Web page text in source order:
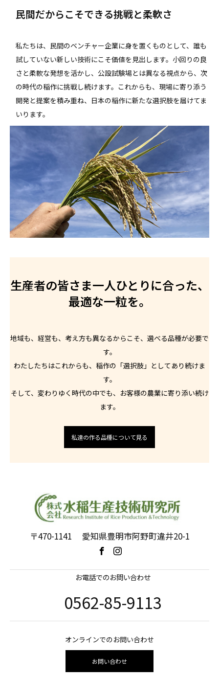
民間だからこそできる挑戦と柔軟さ
私たちは、民間のベンチャー企業に身を置くものとして、誰も
試していない新しい技術にこそ価値を見出します。小回りの良
さと柔軟な発想を活かし、公設試験場とは異なる視点から、次
の時代の稲作に挑戦し続けます。これからも、現場に寄り添う
開発と提案を積み重ね、日本の稲作に新たな選択肢を届けてま
いります。
生産者の皆さま一人ひとりに合った、
最適な一粒を。
地域も、経営も、考え方も異なるからこそ、選べる品種が必要で
す。
わたしたちはこれからも、稲作の「選択肢」としてあり続けま
す。
そして、変わりゆく時代の中でも、お客様の農業に寄り添い続け
ます。
私達の作る品種について見る
〒470-1141 愛知県豊明市阿野町違井20-1
お電話でのお問い合わせ
0562-85-9113
オンラインでのお問い合わせ
お問い合わせ